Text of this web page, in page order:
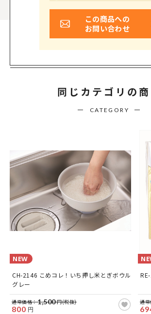
この商品への
お問い合わせ
同じカテゴリの
CATEGORY
NEW
CH-2146 こめコレ！いち押し米とぎボウル
グレー
通常価格：1,500円(税抜)
800 円
通